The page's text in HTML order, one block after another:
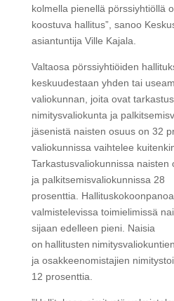
kolmella pienellä pörssiyhtiöllä
koostuva hallitus”, sanoo
asiantuntija Ville Kajala.
Valtaosa pörssiyhtiöiden
keskuudestaan yhden tai
valiokunnan, joita ovat
nimitysvaliokunta ja
jäsenistä naisten osuus on 32
valiokunnissa vaihtelee
Tarkastusvaliokunnissa
ja palkitsemisvaliokunnissa 28
prosenttia.
valmistelevissa toimielimissä
sijaan edelleen pieni. Naisia
on hallitusten
ja osakkeenomistajien
12 prosenttia.